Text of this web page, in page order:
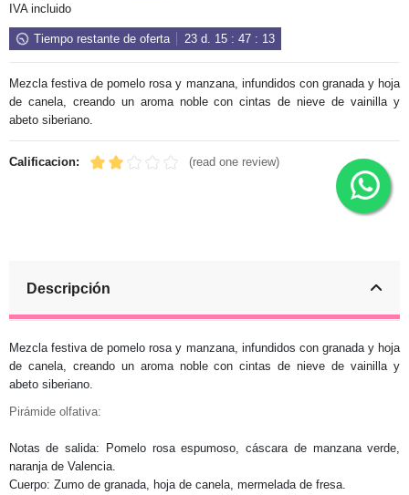
IVA incluido
Tiempo restante de oferta 23d. 15: 47: 12
Mezcla festiva de pomelo rosa y manzana, infundidos con granada y hoja
de canela, creando un aroma noble con cintas de nieve de vainilla y
abeto siberiano.
Calificacion: (read one review)
Descripción
Mezcla festiva de pomelo rosa y manzana, infundidos con granada y hoja
de canela, creando un aroma noble con cintas de nieve de vainilla y
abeto siberiano.
Pirámide olfativa:
Notas de salida: Pomelo rosa espumoso, cáscara de manzana verde,
naranja de Valencia.
Cuerpo: Zumo de granada, hoja de canela, mermelada de fresa.